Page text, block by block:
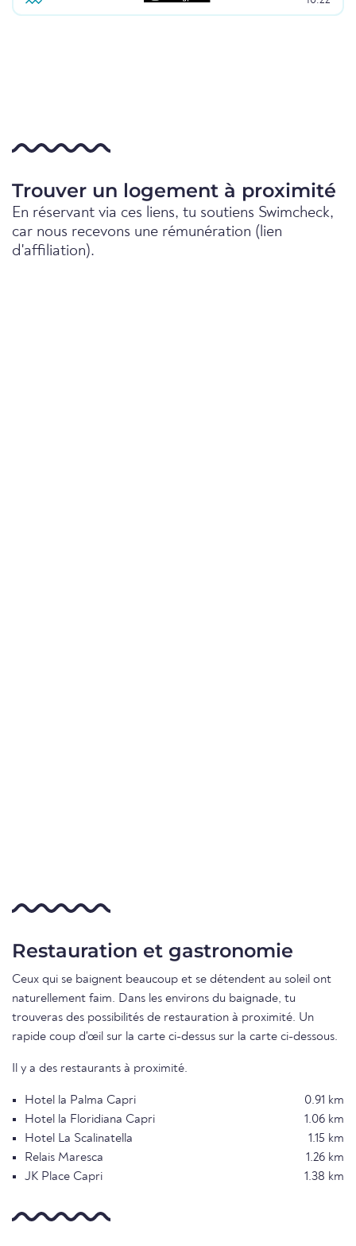
Trouver un logement à proximité
En réservant via ces liens, tu soutiens Swimcheck,
car nous recevons une rémunération (lien
d'affiliation).
Restauration et gastronomie
Ceux qui se baignent beaucoup et se détendent au soleil ont
naturellement faim. Dans les environs du baignade, tu
trouveras des possibilités de restauration à proximité. Un
rapide coup d'œil sur la carte ci-dessus sur la carte ci-dessous.
Il y a des restaurants à proximité.
Hotel la Palma Capri
0.91 km
Hotel la Floridiana Capri
1.06 km
Hotel La Scalinatella
1.15 km
Relais Maresca
1.26 km
JK Place Capri
1.38 km